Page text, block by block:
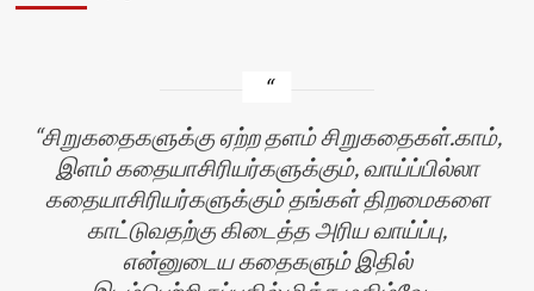
சிறுகதைகளுக்கு ஏற்ற தளம் சிறுகதைகள்.காம்,
இளம் கதையாசிரியர்களுக்கும், வாய்ப்பில்லா
கதையாசிரியர்களுக்கும் தங்கள் திறமைகளை
காட்டுவதற்கு கிடைத்த அரிய வாய்ப்பு,
என்னுடைய கதைகளும் இதில்